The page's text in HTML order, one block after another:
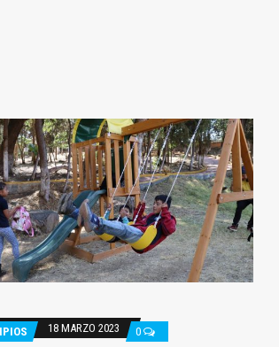
18 MARZO 2023 0